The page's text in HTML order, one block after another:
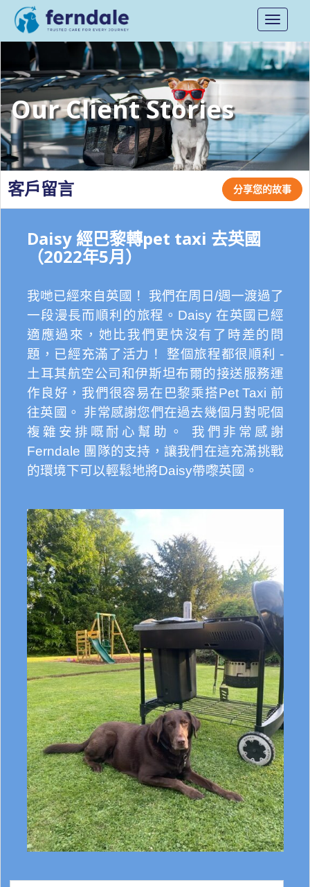
Toggle
Our Client Stories
客戶留言 分享您的故事
Daisy 經巴黎轉pet taxi 去英國
（2022年5月）
我哋已經來自英國！ 我們在周日/週一渡過了
一段漫長而順利的旅程。Daisy 在英國已經
適應過來，她比我們更快沒有了時差的問
題，已經充滿了活力！ 整個旅程都很順利 -
土耳其航空公司和伊斯坦布爾的接送服務運
作良好，我們很容易在巴黎乘搭Pet Taxi 前
往英國。 非常感謝您們在過去幾個月對呢個
複雜安排嘅耐心幫助。 我們非常感謝
Ferndale 團隊的支持，讓我們在這充滿挑戰
的環境下可以輕鬆地將Daisy帶嚟英國。